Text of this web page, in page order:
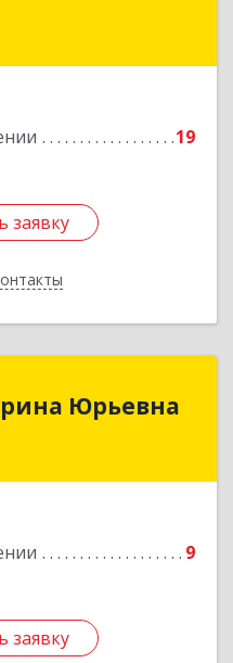
19
заявку
заявку
Юрьевна
9
заявку
заявку